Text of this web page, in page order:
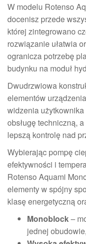
W modelu Rotenso
docenisz przede
której zintegrowano
rozwiązanie ułatwia
ogranicza potrzebę
budynku na moduł
Dwudrzwiowa
elementów
widzenia
obsługę techniczną,
lepszą kontrolę nad
Wybierając pompę
efektywności i
Rotenso Aquami
elementy w spójny
klasę energetyczną
Monoblock–
jednej